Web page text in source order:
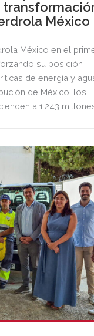
México
México en el
su posición
de energía y
de México, los
a 1.243